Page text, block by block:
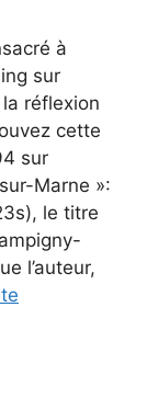
à
sur
réflexion
cette
sur
Marne »:
le titre
l’auteur,